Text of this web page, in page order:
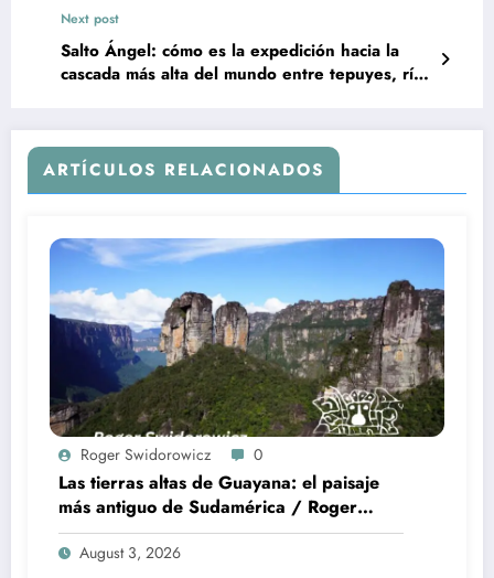
Next post
Salto Ángel: cómo es la expedición hacia la
cascada más alta del mundo entre tepuyes, ríos
ARTÍCULOS RELACIONADOS
Roger Swidorowicz 0
Las tierras altas de Guayana: el paisaje
más antiguo de Sudamérica / Roger
Swidorowicz Madrid
August 3, 2026